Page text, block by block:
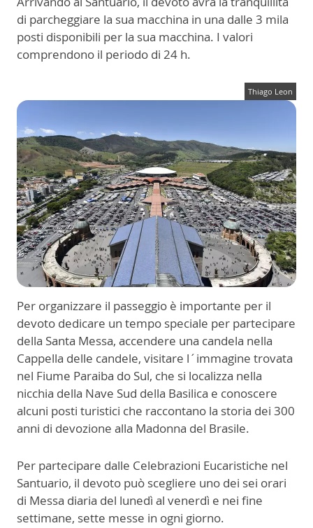
di parcheggiare la sua macchina in una dalle 3 mila
posti disponibili per la sua macchina. I valori
comprendono il periodo di 24 h.
Thiago Leon
Per organizzare il passeggio è importante per il
devoto dedicare un tempo speciale per partecipare
della Santa Messa, accendere una candela nella
Cappella delle candele, visitare l´immagine trovata
nel Fiume Paraiba do Sul, che si localizza nella
nicchia della Nave Sud della Basilica e conoscere
alcuni posti turistici che raccontano la storia dei 300
anni di devozione alla Madonna del Brasile.
Per partecipare dalle Celebrazioni Eucaristiche nel
Santuario, il devoto può scegliere uno dei sei orari
di Messa diaria del lunedì al venerdì e nei fine
settimane, sette messe in ogni giorno.